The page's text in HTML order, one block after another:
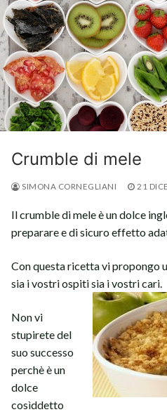
Crumble di mele
SIMONA CORNEGLIANI 21
Il crumble di mele è un dolce
preparare e di sicuro effetto
Con questa ricetta vi propongo
sia i vostri ospiti sia i vostri cari.
Non vi
stupirete del
suo successo
perchè è un
dolce
cosìddetto